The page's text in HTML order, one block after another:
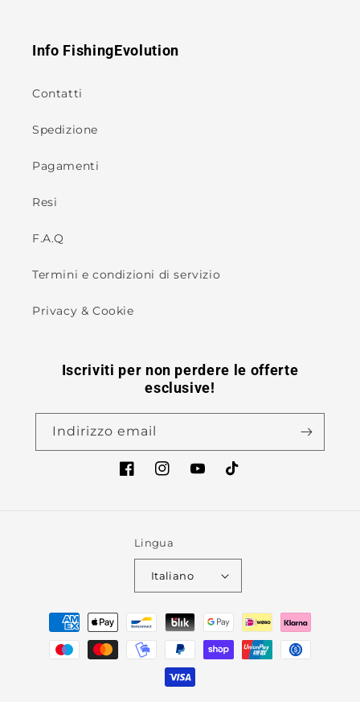
Info FishingEvolution
Contatti
Spedizione
Pagamenti
Resi
F.A.Q
Termini e condizioni di servizio
Privacy & Cookie
Iscriviti per non perdere le offerte
esclusive!
Indirizzo email
FacebookInstagramYouTubeTikTok
Lingua
Italiano
Metodi
pagamento